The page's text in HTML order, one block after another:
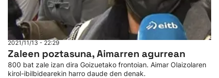
2021/11/13 - 22:29
Zaleen poztasuna, Aimarren agurrean
800 bat zale izan dira Goizuetako frontoian. Aimar Olaizolaren
kirol-ibilbidearekin harro daude den denak.